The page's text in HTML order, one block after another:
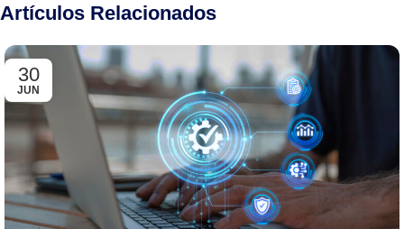
Artículos Relacionados
30
JUN